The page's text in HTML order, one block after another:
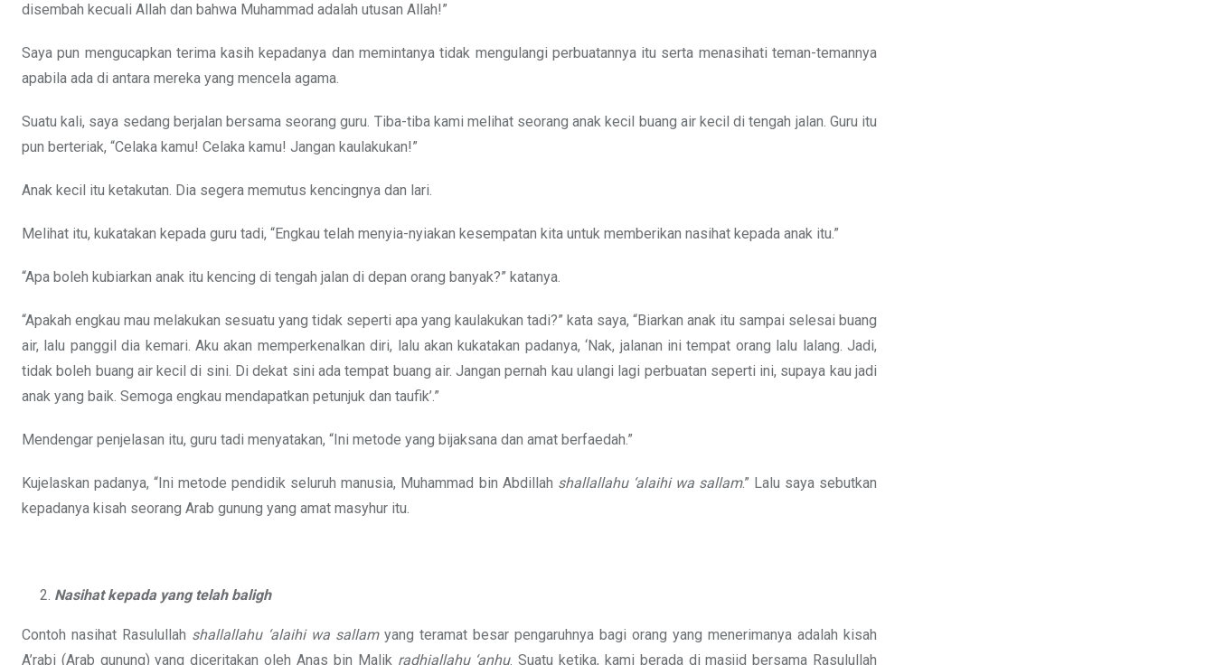
disembah kecuali Allah dan bahwa Muhammad adalah utusan Allah!”
Saya pun mengucapkan terima kasih kepadanya dan memintanya tidak mengulangi perbuatannya itu serta menasihati teman-temannya
apabila ada di antara mereka yang mencela agama.
Suatu kali, saya sedang berjalan bersama seorang guru. Tiba-tiba kami melihat seorang anak kecil buang air kecil di tengah jalan. Guru itu
pun berteriak, “Celaka kamu! Celaka kamu! Jangan kaulakukan!”
Anak kecil itu ketakutan. Dia segera memutus kencingnya dan lari.
Melihat itu, kukatakan kepada guru tadi, “Engkau telah menyia-nyiakan kesempatan kita untuk memberikan nasihat kepada anak itu.”
“Apa boleh kubiarkan anak itu kencing di tengah jalan di depan orang banyak?” katanya.
“Apakah engkau mau melakukan sesuatu yang tidak seperti apa yang kaulakukan tadi?” kata saya, “Biarkan anak itu sampai selesai buang
air, lalu panggil dia kemari. Aku akan memperkenalkan diri, lalu akan kukatakan padanya, ‘Nak, jalanan ini tempat orang lalu lalang. Jadi,
tidak boleh buang air kecil di sini. Di dekat sini ada tempat buang air. Jangan pernah kau ulangi lagi perbuatan seperti ini, supaya kau jadi
anak yang baik. Semoga engkau mendapatkan petunjuk dan taufik’.”
Mendengar penjelasan itu, guru tadi menyatakan, “Ini metode yang bijaksana dan amat berfaedah.”
Kujelaskan padanya, “Ini metode pendidik seluruh manusia, Muhammad bin Abdillah shallallahu ‘alaihi wa sallam.” Lalu saya sebutkan
kepadanya kisah seorang Arab gunung yang amat masyhur itu.
Nasihat kepada yang telah baligh
Contoh nasihat Rasulullah shallallahu ‘alaihi wa sallamyang teramat besar pengaruhnya bagi orang yang menerimanya adalah kisah
A’rabi (Arab gunung) yang diceritakan oleh Anas bin Malik radhiallahu ‘anhu. Suatu ketika, kami berada di masjid bersama Rasulullah